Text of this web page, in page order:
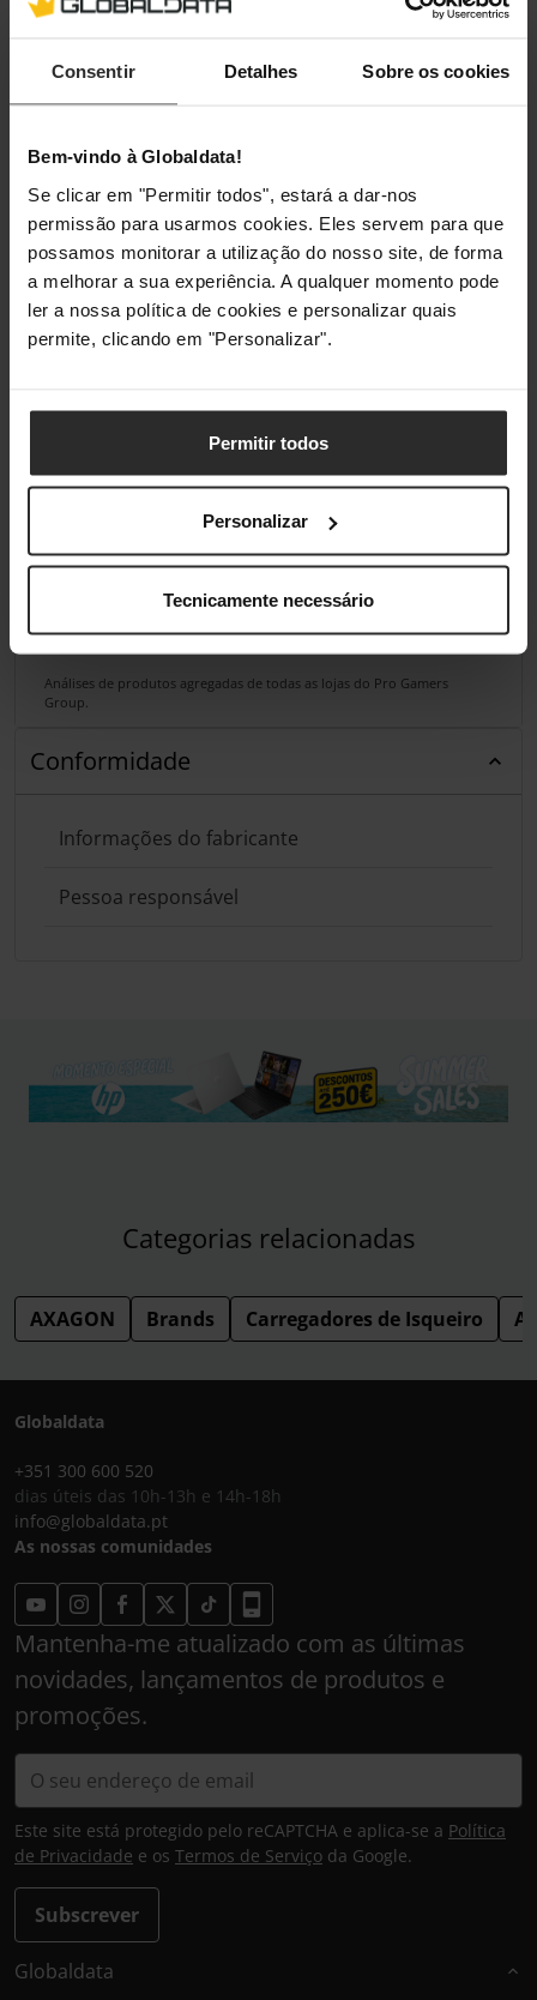
Consentir Detalhes Sobre os cookies
Bem-vindo à Globaldata!
Se clicar em "Permitir todos", estará a dar-nos
permissão para usarmos cookies. Eles servem para que
possamos monitorar a utilização do nosso site, de forma
a melhorar a sua experiência. A qualquer momento pode
ler a nossa política de cookies e personalizar quais
permite, clicando em "Personalizar".
Permitir todos
Personalizar
Tecnicamente necessário
Análises de produtos agregadas de todas as lojas do Pro Gamers
Group.
Conformidade
Informações do fabricante
Pessoa responsável
Categorias relacionadas
AXAGON Brands Carregadores de Isqueiro
Globaldata
+351 300 600 520
dias úteis das 10h-13h e 14h-18h
info@globaldata.pt
As nossas comunidades
Mantenha-me atualizado com as últimas
novidades, lançamentos de produtos e
promoções.
Subscrever
Este site está protegido pelo reCAPTCHA e aplica-se a Política
de Privacidade e os Termos de Serviço da Google.
Globaldata